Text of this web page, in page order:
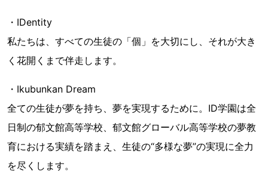
・IDentity
私たちは、すべての生徒の「個」を大切にし、それが大き
く花開くまで伴走します。
・Ikubunkan Dream
全ての生徒が夢を持ち、夢を実現するために。ID学園は全
日制の郁文館高等学校、郁文館グローバル高等学校の夢教
育における実績を踏まえ、生徒の“多様な夢”の実現に全力
を尽くします。